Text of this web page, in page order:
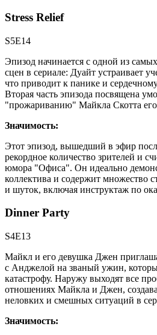
Stress Relief
S5E14
Эпизод начинается с одной из
сцен в сериале: Дуайт устраивает
что приводит к панике и
Вторая часть эпизода посвящена
"прожариванию" Майкла Скотта
Значимость:
Этот эпизод, вышедший в эфир
рекордное количество зрителей и
юмора "Офиса". Он идеально
коллектива и содержит множество
и шуток, включая инструктаж по
Dinner Party
S4E13
Майкл и его девушка Джен
с Анджелой на званый ужин,
катастрофу. Наружу выходят все
отношениях Майкла и Джен,
неловких и смешных ситуаций в
Значимость: